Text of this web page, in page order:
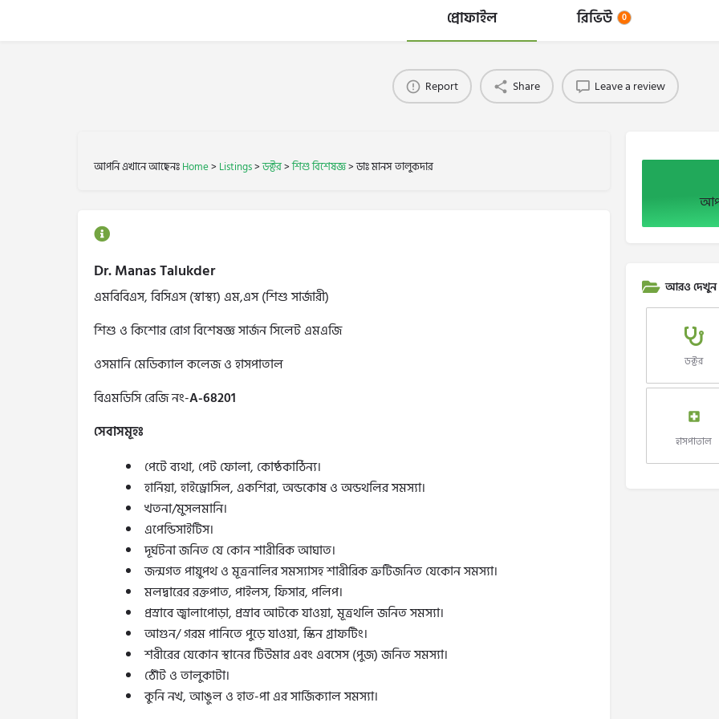
প্রোফাইল রিভিউ 0
Report Share Leave a review
আপনি এখানে আছেনঃHome> Listings>ডক্টর>শিশু বিশেষজ্ঞ>ডাঃ মানস তালুকদার
Dr. Manas Talukder
এমবিবিএস, বিসিএস (স্বাস্থ্য) এম,এস (শিশু সার্জারী)
শিশু ও কিশোর রোগ বিশেষজ্ঞ সার্জন সিলেট এমএজি
ওসমানি মেডিক্যাল কলেজ ও হাসপাতাল
বিএমডিসি রেজি নং-A-68201
সেবাসমূহঃ
পেটে ব্যথা, পেট ফোলা, কোষ্ঠকাঠিন্য।
হার্নিয়া, হাইড্রোসিল, একশিরা, অন্ডকোষ ও অন্ডথলির সমস্যা।
খতনা/মুসলমানি।
এপেন্ডিসাইটিস।
দূর্ঘটনা জনিত যে কোন শারীরিক আঘাত।
জন্মগত পায়ুপথ ও মূত্রনালির সমস্যাসহ শারীরিক ত্রুটিজনিত যেকোন সমস্যা।
মলদ্বারের রক্তপাত, পাইলস, ফিসার, পলিপ।
প্রস্রাবে জ্বালাপোড়া, প্রস্রাব আটকে যাওয়া, মূত্রথলি জনিত সমস্যা।
আগুন/ গরম পানিতে পুড়ে যাওয়া, স্কিন গ্রাফটিং।
শরীরের যেকোন স্থানের টিউমার এবং এবসেস (পুজ) জনিত সমস্যা।
ঠোঁট ও তালুকাটা।
কুনি নখ, আঙুল ও হাত-পা এর সার্জিক্যাল সমস্যা।
আরও দেখুন
ডক্টর
হাসপাতাল